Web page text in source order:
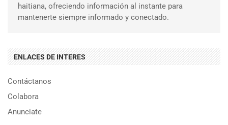
haitiana, ofreciendo información al instante para
mantenerte siempre informado y conectado.
ENLACES DE INTERES
Contáctanos
Colabora
Anunciate